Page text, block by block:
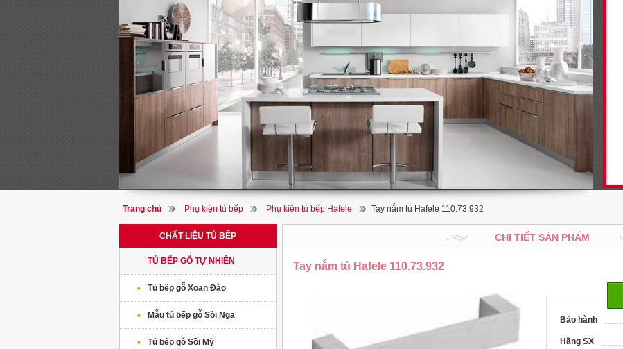
Trang chủ Phụ kiện tủ bếp Phụ kiện tủ bếp Hafele Tay nắm tủ Hafele 110.73.932
CHI TIẾT SẢN PHẨM
Tay nắm tủ Hafele 110.73.932
Bảo hành
Hãng SX
CHẤT LIỆU TỦ BẾP
TỦ BẾP GỖ TỰ NHIÊN
Tủ bếp gỗ Xoan Đào
Mẫu tủ bếp gỗ Sồi Nga
Tủ bếp gỗ Sồi Mỹ